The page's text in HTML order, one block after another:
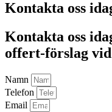
Kontakta oss
Kontakta oss
offert-förslag
Namn
Telefon
Email